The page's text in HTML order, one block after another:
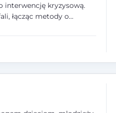
interwencję kryzysową.
łącząc metody o
młodzieży,
z bolesnymi
pełniej.